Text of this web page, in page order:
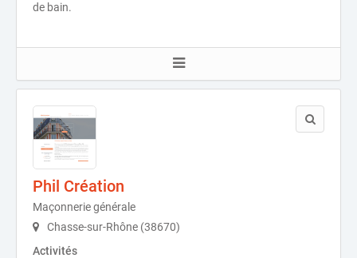
de bain.
Phil Création
Maçonnerie générale
Chasse-sur-Rhône (38670)
Activités